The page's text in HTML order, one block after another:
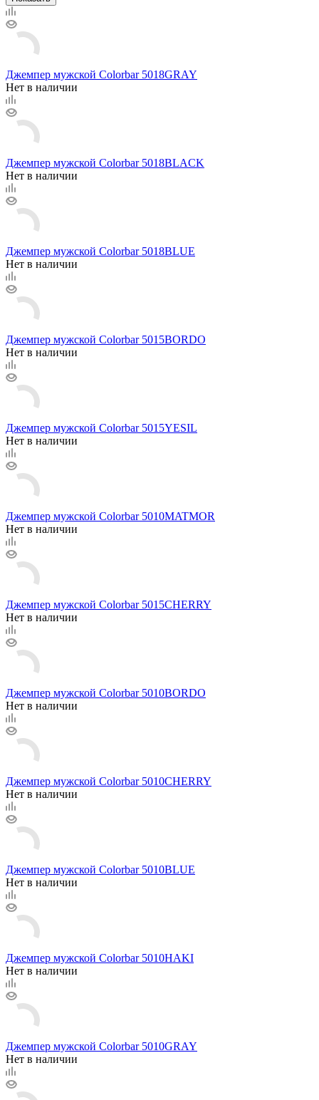
Джемпер мужской Colorbar 5018GRAY
Нет в наличии
Джемпер мужской Colorbar 5018BLACK
Нет в наличии
Джемпер мужской Colorbar 5018BLUE
Нет в наличии
Джемпер мужской Colorbar 5015BORDO
Нет в наличии
Джемпер мужской Colorbar 5015YESIL
Нет в наличии
Джемпер мужской Colorbar 5010MATMOR
Нет в наличии
Джемпер мужской Colorbar 5015CHERRY
Нет в наличии
Джемпер мужской Colorbar 5010BORDO
Нет в наличии
Джемпер мужской Colorbar 5010CHERRY
Нет в наличии
Джемпер мужской Colorbar 5010BLUE
Нет в наличии
Джемпер мужской Colorbar 5010HAKI
Нет в наличии
Джемпер мужской Colorbar 5010GRAY
Нет в наличии